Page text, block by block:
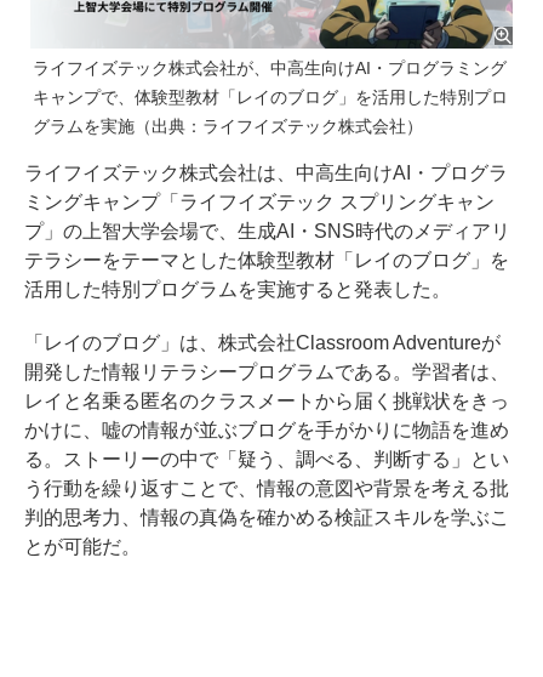
ライフイズテック株式会社が、中高生向けAI・プログラミング
キャンプで、体験型教材「レイのブログ」を活用した特別プロ
グラムを実施（出典：ライフイズテック株式会社）
ライフイズテック株式会社は、中高生向けAI・プログラ
ミングキャンプ「ライフイズテック スプリングキャン
プ」の上智大学会場で、生成AI・SNS時代のメディアリ
テラシーをテーマとした体験型教材「レイのブログ」を
活用した特別プログラムを実施すると発表した。
「レイのブログ」は、株式会社Classroom Adventureが
開発した情報リテラシープログラムである。学習者は、
レイと名乗る匿名のクラスメートから届く挑戦状をきっ
かけに、嘘の情報が並ぶブログを手がかりに物語を進め
る。ストーリーの中で「疑う、調べる、判断する」とい
う行動を繰り返すことで、情報の意図や背景を考える批
判的思考力、情報の真偽を確かめる検証スキルを学ぶこ
とが可能だ。